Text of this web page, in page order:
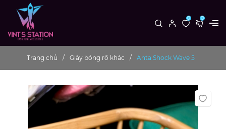
0 0
Trang chủ Giày bóng rổ khác Anta Shock Wave 5